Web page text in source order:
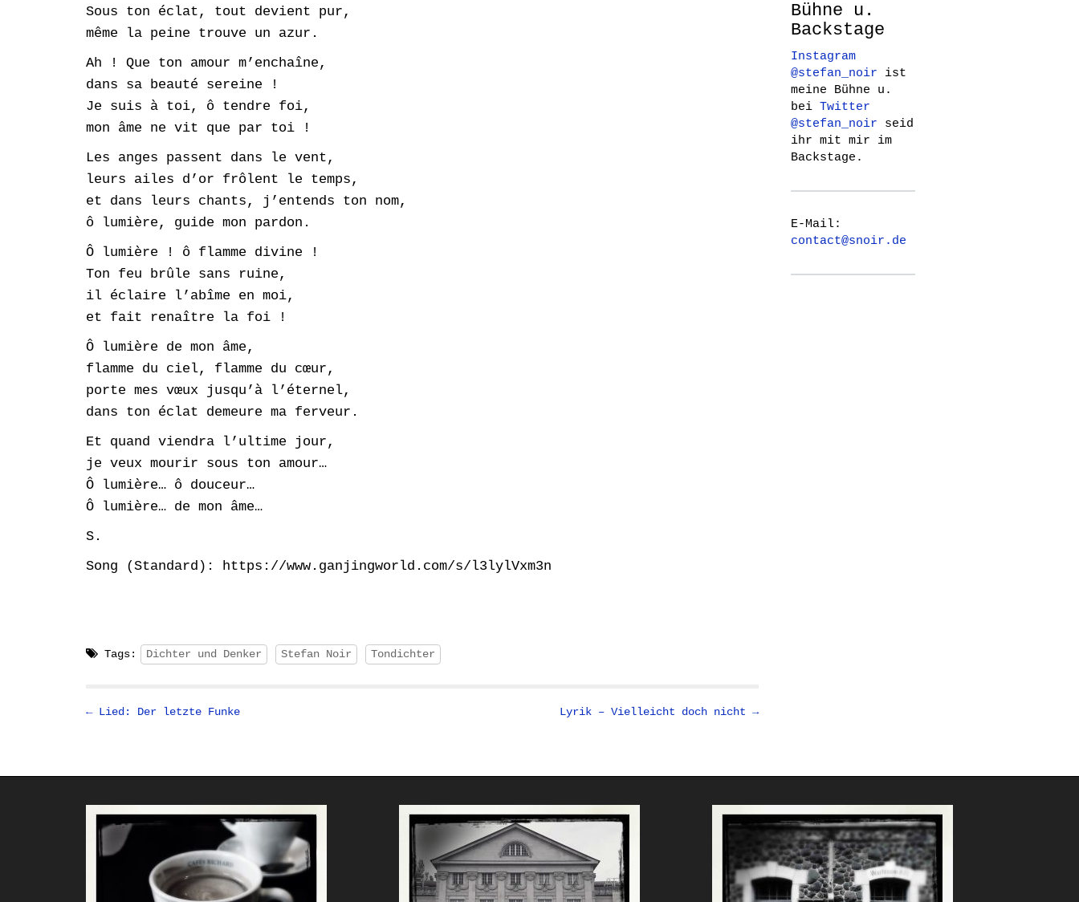
Sous ton éclat, tout devient pur,
même la peine trouve un azur.
Ah ! Que ton amour m’enchaîne,
dans sa beauté sereine !
Je suis à toi, ô tendre foi,
mon âme ne vit que par toi !
Les anges passent dans le vent,
leurs ailes d’or frôlent le temps,
et dans leurs chants, j’entends ton nom,
ô lumière, guide mon pardon.
Ô lumière ! ô flamme divine !
Ton feu brûle sans ruine,
il éclaire l’abîme en moi,
et fait renaître la foi !
Ô lumière de mon âme,
flamme du ciel, flamme du cœur,
porte mes vœux jusqu’à l’éternel,
dans ton éclat demeure ma ferveur.
Et quand viendra l’ultime jour,
je veux mourir sous ton amour…
Ô lumière… ô douceur…
Ô lumière… de mon âme…
S.
Song (Standard): https://www.ganjingworld.com/s/l3lylVxm3n
Tags: Dichter und Denker Stefan Noir Tondichter
P
t
a
← Lied: Der letzte Funke Lyrik – Vielleicht doch nicht →
Bühne u.
Backstage
Instagram
@stefan_noir ist
meine Bühne u.
bei Twitter
@stefan_noir seid
ihr mit mir im
Backstage.
E-Mail:
contact@snoir.de